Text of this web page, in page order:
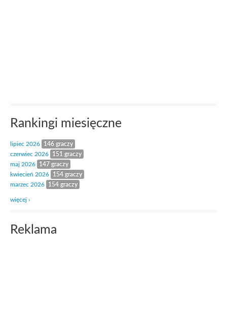
Rankingi miesięczne
lipiec 2026
146 graczy
czerwiec 2026
151 graczy
maj 2026
147 graczy
kwiecień 2026
154 graczy
marzec 2026
154 graczy
więcej ›
Reklama